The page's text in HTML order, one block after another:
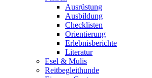
Ausrüstung
Ausbildung
Checklisten
Orientierung
Erlebnisberichte
Literatur
Esel & Mulis
Reitbegleithunde